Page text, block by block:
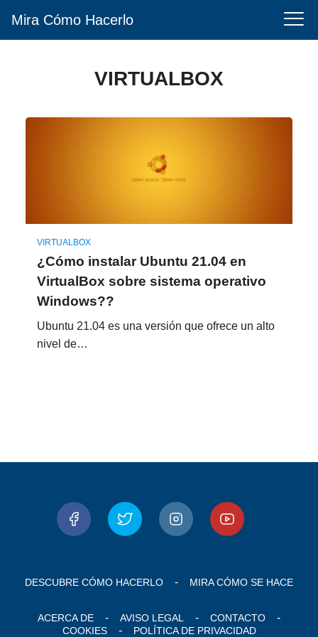
Mira Cómo Hacerlo
VIRTUALBOX
VIRTUALBOX
¿Cómo instalar Ubuntu 21.04 en
VirtualBox sobre sistema operativo
Windows??
Ubuntu 21.04 es una versión que ofrece un alto
nivel de…
DESCUBRE CÓMO HACERLO MIRA CÓMO SE HACE
ACERCA DE AVISO LEGAL
CONTACTO
COOKIES
POLÍTICA DE PRIVACIDAD